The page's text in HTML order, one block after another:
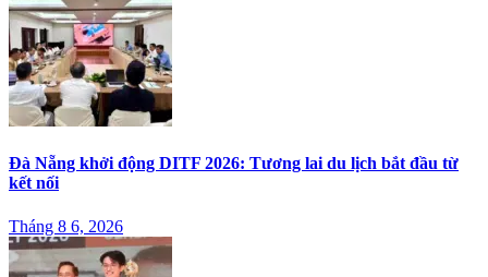
Đà Nẵng khởi động DITF 2026: Tương lai du lịch bắt đầu từ
kết nối
Tháng 8 6, 2026